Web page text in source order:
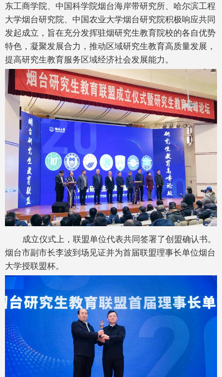
东工商学院、中国科学院烟台海岸带研究所、哈尔滨工程
大学烟台研究院、中国农业大学烟台研究院积极响应共同
发起成立，旨在充分发挥驻烟研究生教育院校的各自优势
特色，凝聚发展合力，推动区域研究生教育高质量发展，
提高研究生教育服务区域经济社会发展能力。
成立仪式上，联盟单位代表共同签署了创盟确认书。
烟台市副市长李波到场见证并为首届联盟理事长单位烟台
大学授联盟杯。